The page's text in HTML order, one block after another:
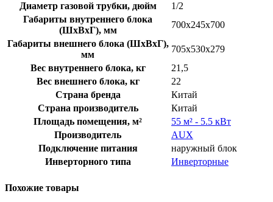
Диаметр газовой трубки, дюйм
1/2
Габариты внутреннего блока
(ШхВхГ), мм
700x245x700
Габариты внешнего блока (ШхВхГ),
мм
705x530x279
Вес внутреннего блока, кг
21,5
Вес внешнего блока, кг
22
Страна бренда
Китай
Страна производитель
Китай
Площадь помещения, м²
55 м² - 5.5 кВт
Производитель
AUX
Подключение питания
наружный блок
Инверторного типа
Инверторные
Похожие товары